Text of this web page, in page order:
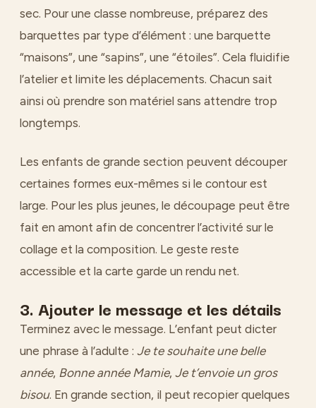
sec. Pour une classe nombreuse, préparez des
barquettes par type d’élément : une barquette
“maisons”, une “sapins”, une “étoiles”. Cela fluidifie
l’atelier et limite les déplacements. Chacun sait
ainsi où prendre son matériel sans attendre trop
longtemps.
Les enfants de grande section peuvent découper
certaines formes eux-mêmes si le contour est
large. Pour les plus jeunes, le découpage peut être
fait en amont afin de concentrer l’activité sur le
collage et la composition. Le geste reste
accessible et la carte garde un rendu net.
3. Ajouter le message et les détails
Terminez avec le message. L’enfant peut dicter
une phrase à l’adulte : Je te souhaite une belle
année, Bonne année Mamie, Je t’envoie un gros
bisou. En grande section, il peut recopier quelques